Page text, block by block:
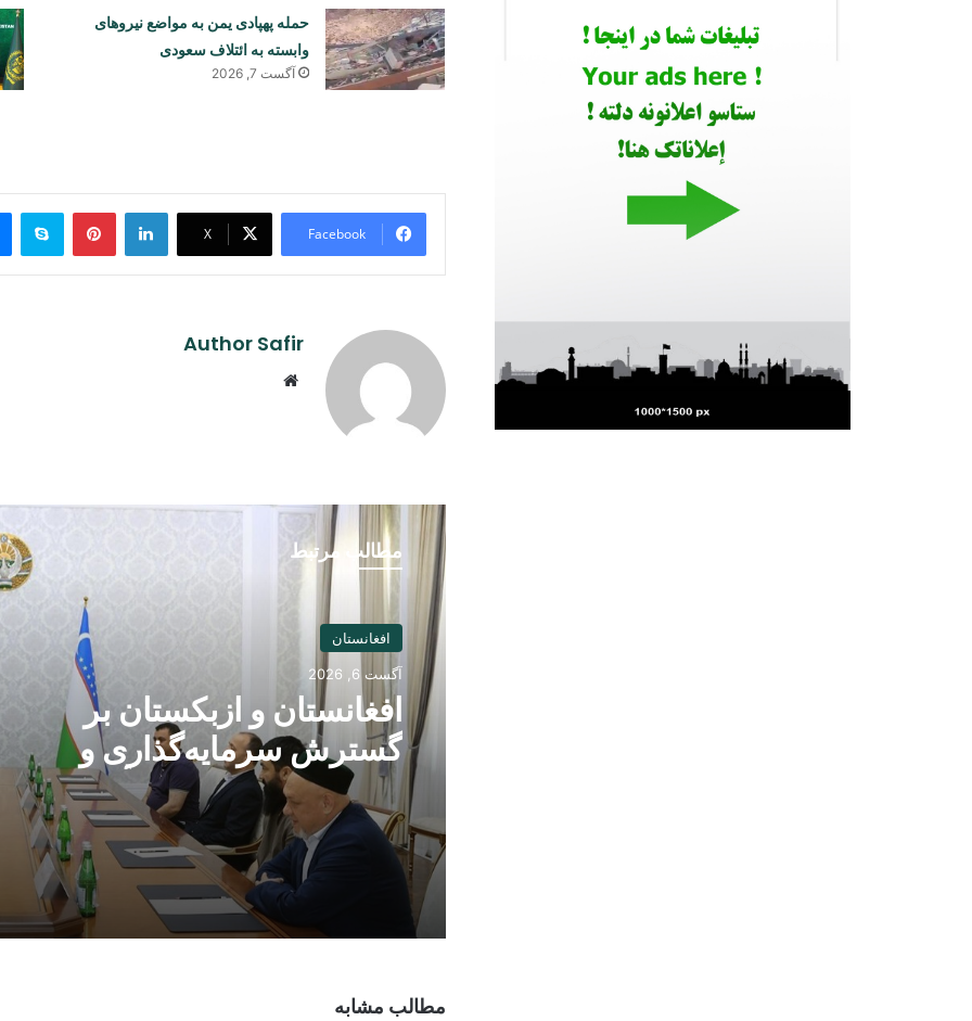
حمله پهپادی یمن به مواضع نیروهای
وابسته به ائتلاف سعودی
آگست 7, 2026
Facebook
X
LinkedIn
Pinterest
Author Safir
مطالب مرتبط
افغانستان
آگست 6, 2026
افغانستان و ازبکستان بر
گسترش سرمایه‌گذاری و
همکاری‌های تجارتی تأکید کردند
مطالب مشابه